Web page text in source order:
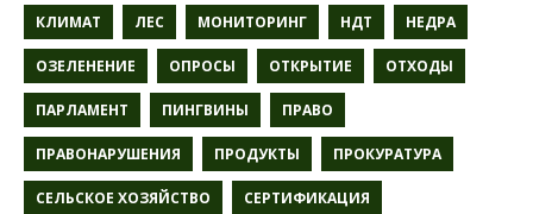
КЛИМАТ ЛЕС МОНИТОРИНГ НДТ НЕДРА
ОЗЕЛЕНЕНИЕ ОПРОСЫ ОТКРЫТИЕ ОТХОДЫ
ПАРЛАМЕНТ ПИНГВИНЫ ПРАВО
ПРАВОНАРУШЕНИЯ ПРОДУКТЫ ПРОКУРАТУРА
СЕЛЬСКОЕ ХОЗЯЙСТВО СЕРТИФИКАЦИЯ